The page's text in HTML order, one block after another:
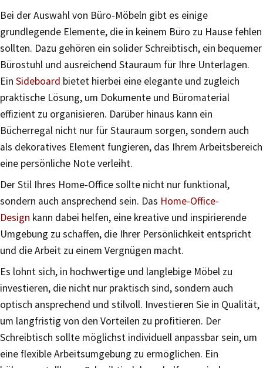
Bei der Auswahl von Büro-Möbeln gibt es einige
grundlegende Elemente, die in keinem Büro zu Hause fehlen
sollten. Dazu gehören ein solider Schreibtisch, ein bequemer
Bürostuhl und ausreichend Stauraum für Ihre Unterlagen.
Ein Sideboard bietet hierbei eine elegante und zugleich
praktische Lösung, um Dokumente und Büromaterial
effizient zu organisieren. Darüber hinaus kann ein
Bücherregal nicht nur für Stauraum sorgen, sondern auch
als dekoratives Element fungieren, das Ihrem Arbeitsbereich
eine persönliche Note verleiht.
Der Stil Ihres Home-Office sollte nicht nur funktional,
sondern auch ansprechend sein. Das Home-Office-
Design kann dabei helfen, eine kreative und inspirierende
Umgebung zu schaffen, die Ihrer Persönlichkeit entspricht
und die Arbeit zu einem Vergnügen macht.
Es lohnt sich, in hochwertige und langlebige Möbel zu
investieren, die nicht nur praktisch sind, sondern auch
optisch ansprechend und stilvoll. Investieren Sie in Qualität,
um langfristig von den Vorteilen zu profitieren. Der
Schreibtisch sollte möglichst individuell anpassbar sein, um
eine flexible Arbeitsumgebung zu ermöglichen. Ein